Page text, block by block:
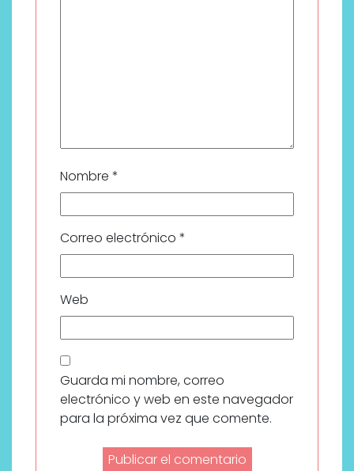
Nombre *
Correo electrónico *
Web
Guarda mi nombre, correo
electrónico y web en este navegador
para la próxima vez que comente.